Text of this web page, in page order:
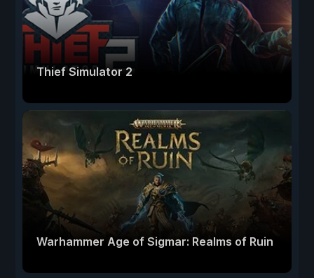
Thief Simulator 2
Warhammer Age of Sigmar: Realms of Ruin